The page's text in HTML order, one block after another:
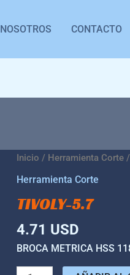
NOSOTROS CONTACTO
Inicio / Herramienta Corte
Herramienta Corte
TIVOLY-5.7
4.71 USD
BROCA METRICA HSS
TIVOLY-
5.7